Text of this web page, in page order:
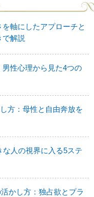
軸にしたアプローチと
解説
性心理から見た4つの
方：母性と自由奔放を
人の視界に入る5ステ
かし方：独占欲とプラ